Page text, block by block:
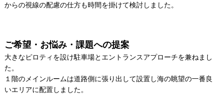
からの視線の配慮の仕方も時間を掛けて検討しました。
ご希望・お悩み・課題への提案
大きなピロティを設け駐車場とエントランスアプローチを兼ねまし
た。
１階のメインルームは道路側に張り出して設置し海の眺望の一番良
いエリアに配置しました。